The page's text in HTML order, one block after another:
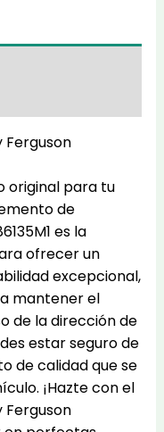
Ferguson
original para tu
de
es la
ofrecer un
excepcional,
mantener el
de la dirección de
estar seguro de
de calidad que se
¡Hazte con el
Ferguson